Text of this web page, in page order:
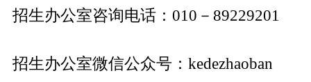
招生办公室咨询电话：010－89229201
招生办公室微信公众号：kedezhaoban